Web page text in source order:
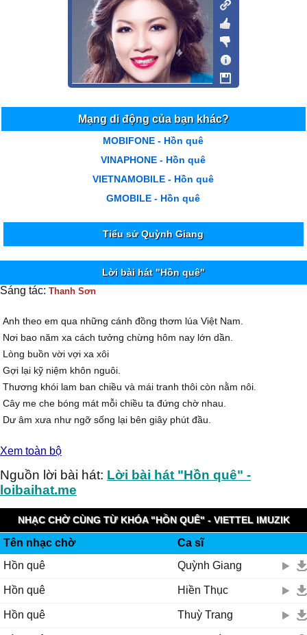
Mạng di động của bạn khác?
MOBIFONE - Hồn quê
VINAPHONE - Hồn quê
VIETNAMOBILE - Hồn quê
GMOBILE - Hồn quê
Tiểu sử Quỳnh Giang
Lời bài hát "Hồn quê"
Sáng tác: Thanh Sơn
Anh theo em qua những cánh đồng thơm lúa Việt Nam.
Nơi bao năm xa cách tưởng chừng hôm nay lớn dần.
Lòng buồn vời vợi xa xôi
Gợi lại kỹ niệm khôn nguôi.
Thương khói lam ban chiều và mái tranh thôi còn nằm nôi.
Cây me che bóng mát mỗi chiều ta đứng chờ nhau.
Dư âm xưa như ngỡ sống lại bên giây phút đầu.
Tình nào hò hẹn mai sau
Thôi hãy xem như cuộc đời cố quên chìm vào lãng sâu.
Những năm tháng xa rời bạn bè
Mùa nước lên biền biện trổ bông
Bao nhiêu niềm vui ôm trọn vào lòng
Lục bình trôi như dòng đời nổi trôi
Giọt lệ rơi thắm mặn bờ môi
Uống chung nhau chén tình ngất trao để quên thương đau.
Câu ca dao trên lúa bốn ngàn năm hơn vẫn còn
Xem toàn bộ
Nguồn lời bài hát: Lời bài hát "Hồn quê" -
loibaihat.me
NHẠC CHỜ CÙNG TỪ KHÓA "HỒN QUÊ" - VIETTEL IMUZIK
Tên nhạc chờ
Ca sĩ
Hồn quê
Quỳnh Giang
Hồn quê Hiền Thục
Hồn quê Thuỳ Trang